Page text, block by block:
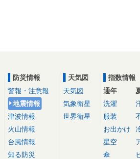
防災情報
警報・注意報
地震情報
津波情報
火山情報
台風情報
知る防災
天気図
天気図
気象衛星
世界衛星
指数情報
通年
洗濯
服装
お出かけ
星空
傘